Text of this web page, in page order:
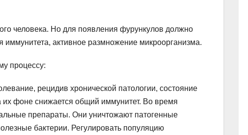
человека. Но для появления фурункулов должно
активное размножение микроорганизма.
процессу:
рецидив хронической патологии, состояние
фоне снижается общий иммунитет. Во время
препараты. Они уничтожают патогенные
бактерии. Регулировать популяцию